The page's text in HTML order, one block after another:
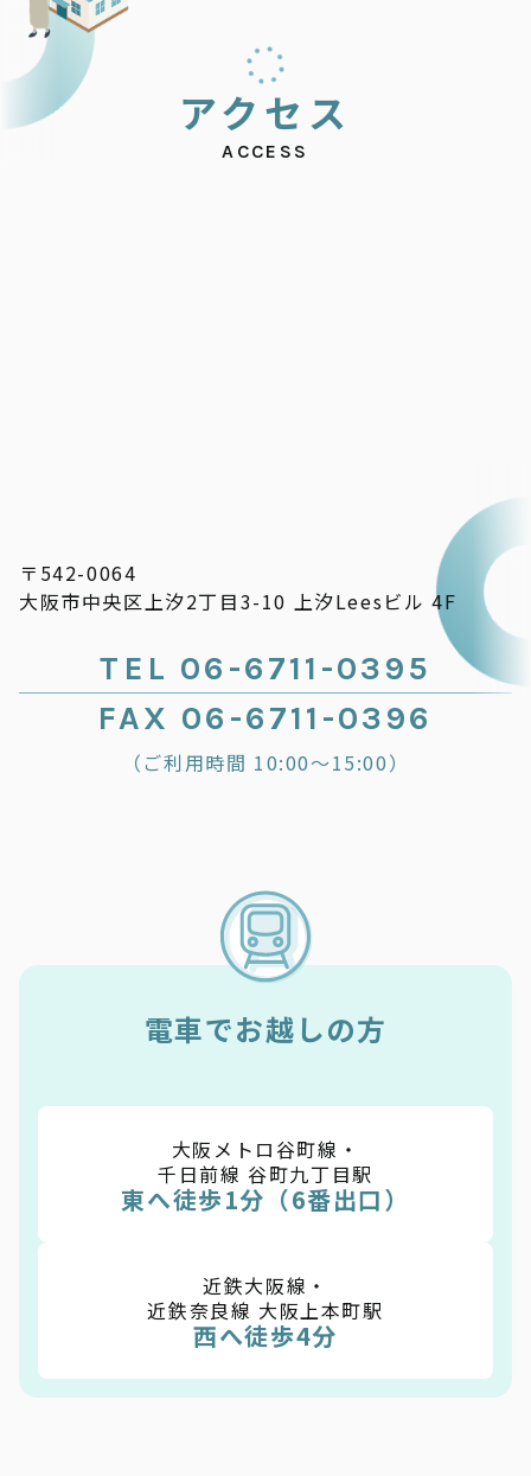
アクセ ス
ACCESS
〒542-0064
大阪市中央区上汐2丁目3-10 上汐Leesビル 4F
TEL 06-6711-0395
FAX 06-6711-0396
（ご利用時間 10:00～15:00）
電車でお越しの方
大阪メトロ谷町線・
千日前線 谷町九丁目駅
東へ徒歩1分（6番出口）
近鉄大阪線・
近鉄奈良線 大阪上本町駅
西へ徒歩4分